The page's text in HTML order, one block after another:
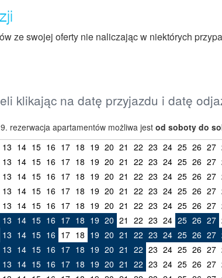
ze swojej oferty nie naliczając w niektórych
klikając na datę przyjazdu i datę
rezerwacja apartamentów możliwa jestod soboty do
13 14 15 16 17 18 19 20 21 22 23 24 25 26 27
13 14 15 16 17 18 19 20 21 22 23 24 25 26 27
13 14 15 16 17 18 19 20 21 22 23 24 25 26 27
13 14 15 16 17 18 19 20 21 22 23 24 25 26 27
13 14 15 16 17 18 19 20 21 22 23 24 25 26 27
13 14 15 16 17 18 19 20 21 22 23 24 25 26 27
13 14 15 16 17 18 19 20 21 22 23 24 25 26 27
13 14 15 16 17 18 19 20 21 22 23 24 25 26 27
13 14 15 16 17 18 19 20 21 22 23 24 25 26 27